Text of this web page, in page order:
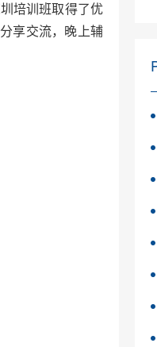
培训班取得了优
享交流，晚上辅